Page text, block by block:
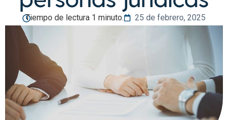
Tiempo de lectura 1 minuto. 25 de febrero, 2025